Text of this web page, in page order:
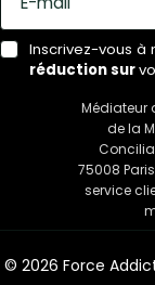
Inscrivez-vous à
réduction sur
Médiateur
de la
75008
service
© 2026 Force